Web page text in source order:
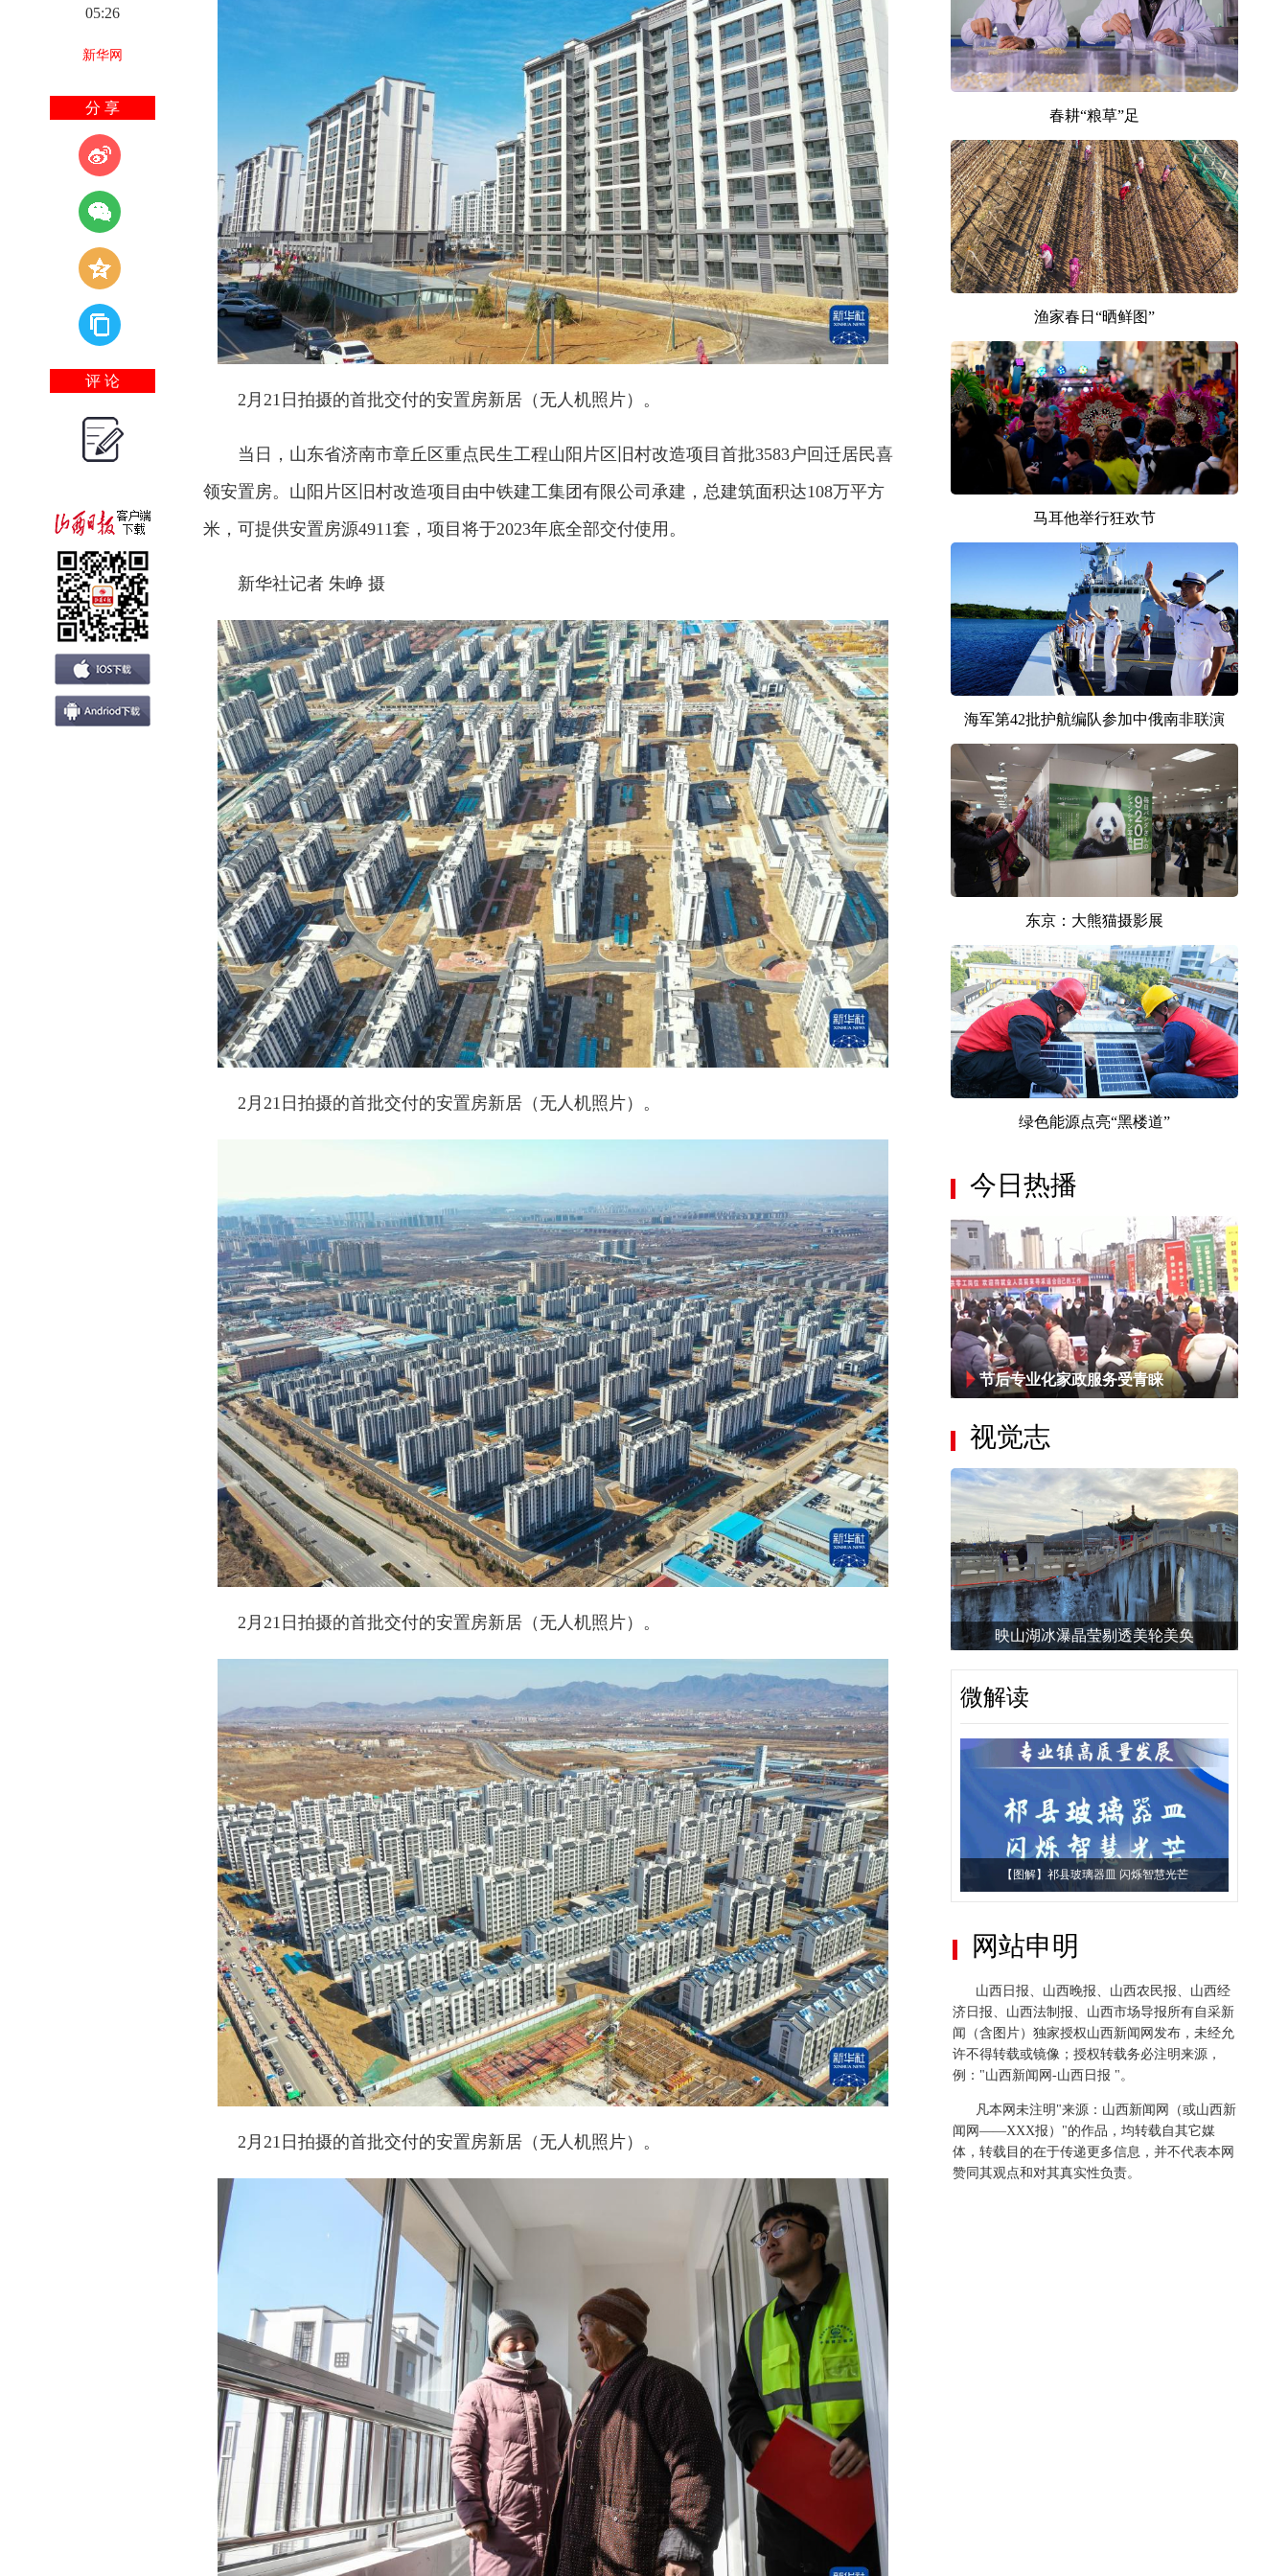
05:26
新华网
分 享
评 论
2月21日拍摄的首批交付的安置房新居（无人机照片）。
当日，山东省济南市章丘区重点民生工程山阳片区旧村改造项目首批3583户回迁居民喜
领安置房。山阳片区旧村改造项目由中铁建工集团有限公司承建，总建筑面积达108万平方
米，可提供安置房源4911套，项目将于2023年底全部交付使用。
新华社记者 朱峥 摄
2月21日拍摄的首批交付的安置房新居（无人机照片）。
2月21日拍摄的首批交付的安置房新居（无人机照片）。
2月21日拍摄的首批交付的安置房新居（无人机照片）。
春耕“粮草”足
渔家春日“晒鲜图”
马耳他举行狂欢节
海军第42批护航编队参加中俄南非联演
东京：大熊猫摄影展
绿色能源点亮“黑楼道”
今日热播
节后专业化家政服务受青睐
视觉志
映山湖冰瀑晶莹剔透美轮美奂
微解读
【图解】祁县玻璃器皿 闪烁智慧光芒
奋进的春天｜三晋大地，人勤春早
网站申明
山西日报、山西晚报、山西农民报、山西经
济日报、山西法制报、山西市场导报所有自采新
闻（含图片）独家授权山西新闻网发布，未经允
许不得转载或镜像；授权转载务必注明来源，
例："山西新闻网-山西日报 "。
凡本网未注明"来源：山西新闻网（或山西新
闻网——XXX报）"的作品，均转载自其它媒
体，转载目的在于传递更多信息，并不代表本网
赞同其观点和对其真实性负责。